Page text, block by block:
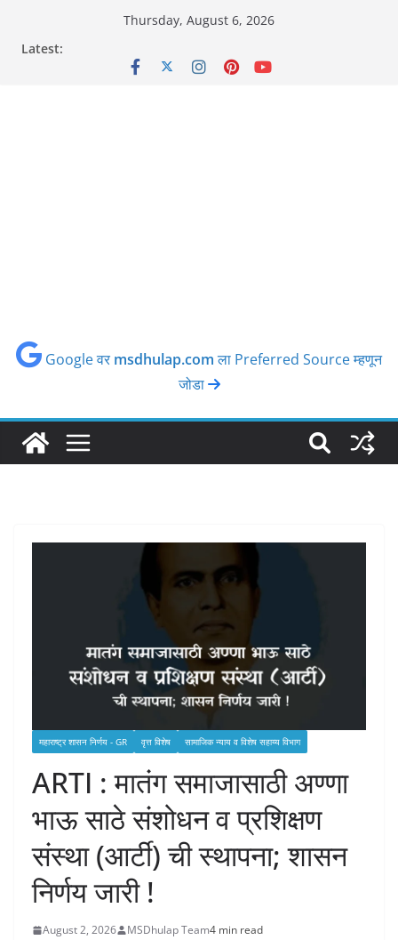
Thursday, August 6, 2026
Latest:
Google वर msdhulap.comला Preferred Source म्हणून
जोडा
महाराष्ट्र शासन निर्णय - GR वृत्त विशेष सामाजिक न्‍याय व विशेष सहाय्य विभाग
ARTI : मातंग समाजासाठी अण्णा
भाऊ साठे संशोधन व प्रशिक्षण
संस्था (आर्टी) ची स्थापना; शासन
निर्णय जारी !
August 2, 2026 MSDhulap Team4 min read